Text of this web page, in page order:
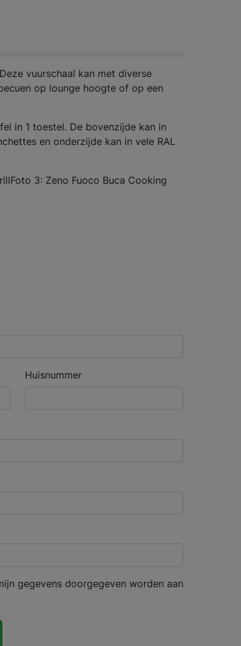
vuurschaal kan met diverse
op lounge hoogte of op een
in 1 toestel. De bovenzijde kan in
en onderzijde kan in vele RAL
3: Zeno Fuoco Buca Cooking
Huisnummer
gegevens doorgegeven worden aan